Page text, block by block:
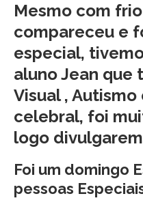
Mesmo com
compareceu e
especial,
aluno Jean que
Visual , Autismo
celebral, foi
logo
Foi um domingo
pessoas